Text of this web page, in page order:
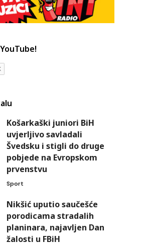
Košarkaški juniori BiH
uvjerljivo savladali
Švedsku i stigli do druge
pobjede na Evropskom
prvenstvu
Sport
Nikšić uputio saučešće
porodicama stradalih
planinara, najavljen Dan
žalosti u FBiH